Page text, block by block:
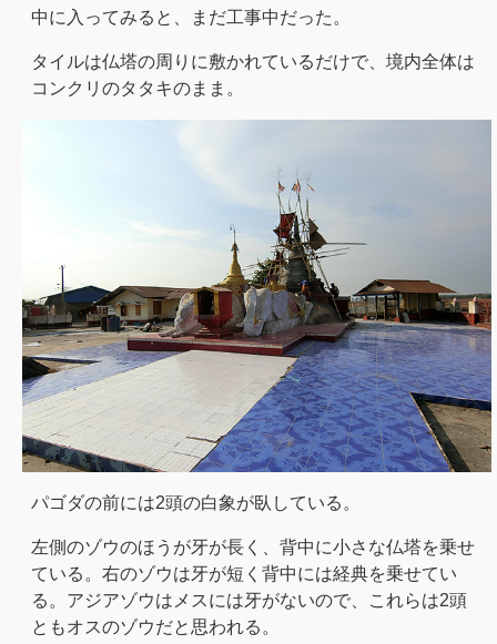
中に入ってみると、まだ工事中だった。
タイルは仏塔の周りに敷かれているだけで、境内全体は
コンクリのタタキのまま。
パゴダの前には2頭の白象が臥している。
左側のゾウのほうが牙が長く、背中に小さな仏塔を乗せ
ている。右のゾウは牙が短く背中には経典を乗せてい
る。アジアゾウはメスには牙がないので、これらは2頭
ともオスのゾウだと思われる。